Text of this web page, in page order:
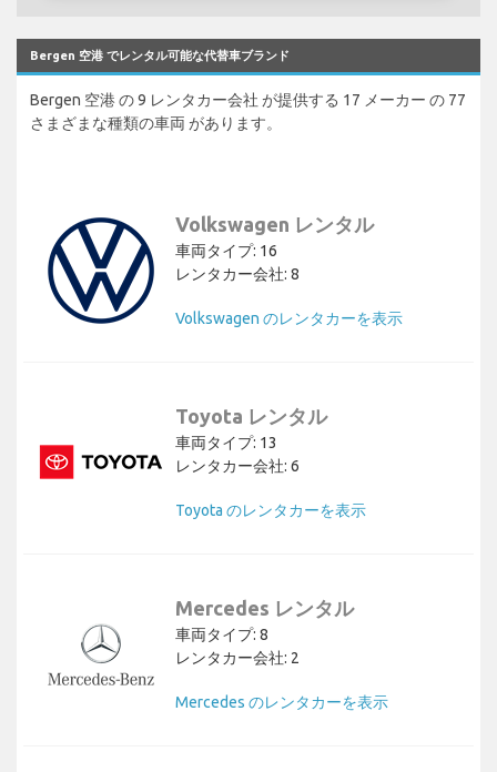
Bergen 空港 でレンタル可能な代替車ブランド
Bergen 空港 の 9 レンタカー会社 が提供する 17 メーカー の 77
さまざまな種類の車両 があります。
Volkswagen レンタル
車両タイプ: 16
レンタカー会社: 8
Volkswagen のレンタカーを表示
Toyota レンタル
車両タイプ: 13
レンタカー会社: 6
Toyota のレンタカーを表示
Mercedes レンタル
車両タイプ: 8
レンタカー会社: 2
Mercedes のレンタカーを表示